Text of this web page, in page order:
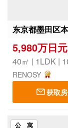
东京都墨田区
5,980万日元
40㎡ | 1LDK |
RENOSY
获取
公 寓